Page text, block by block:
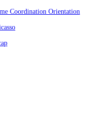
Coordination Orientation